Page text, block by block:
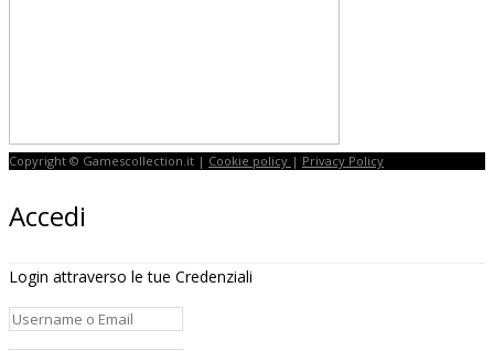
Copyright © Gamescollection.it | Cookie policy | Privacy Policy
Accedi
Login attraverso le tue Credenziali